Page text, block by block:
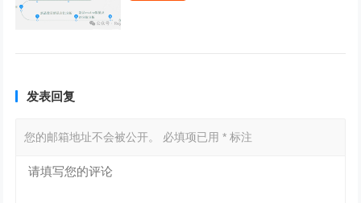
发表回复
您的邮箱地址不会被公开。 必填项已用* 标注